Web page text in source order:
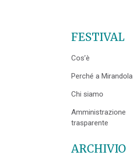
FESTIVAL
Cos’è
Perché a Mirandola
Chi siamo
Amministrazione
trasparente
ARCHIVIO